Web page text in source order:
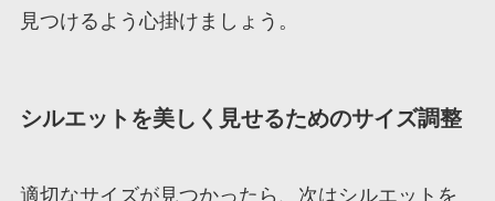
見つけるよう心掛けましょう。
シルエットを美しく見せるためのサイズ調整
適切なサイズが見つかったら、次はシルエットを